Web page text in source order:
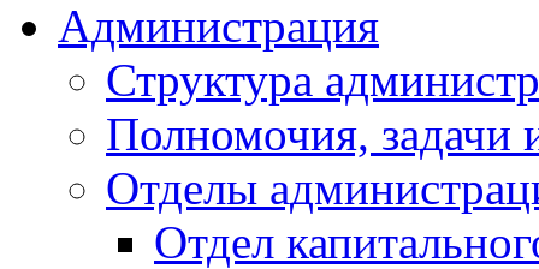
Администрация
Структура
Полномочия, задачи
Отделы
Отдел